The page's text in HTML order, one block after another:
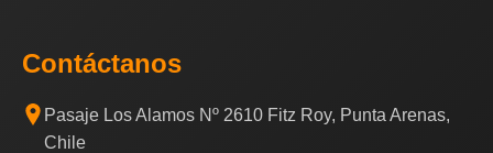
Contáctanos
Pasaje Los Alamos Nº 2610 Fitz Roy, Punta Arenas,
Chile